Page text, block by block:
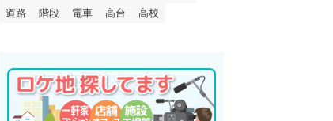
道路 階段 電車 高台 高校